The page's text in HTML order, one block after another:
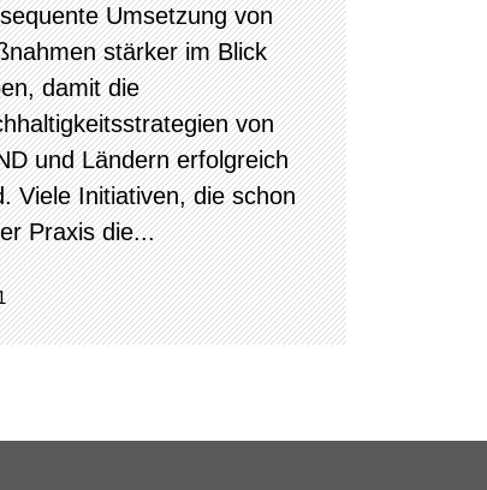
Umsetzung von
stärker im Blick
damit die
von
und Ländern erfolgreich
Viele Initiativen, die schon
Praxis die...